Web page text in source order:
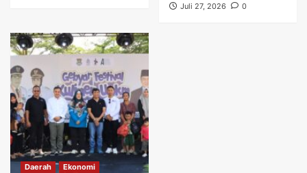
Juli 27, 2026
0
Daerah Ekonomi